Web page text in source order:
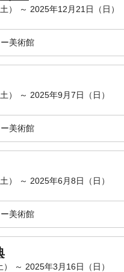
） ～ 2025年12月21日（日）
美術館
） ～ 2025年9月7日（日）
美術館
） ～ 2025年6月8日（日）
美術館
～ 2025年3月16日（日）